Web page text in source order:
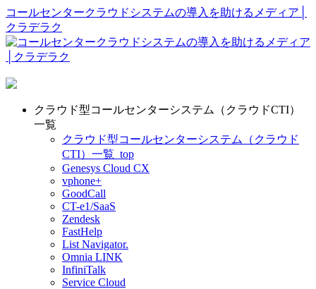
コールセンタークラウドシステムの導入を助けるメディア│
クラデラク
クラウド型コールセンターシステム（クラウドCTI）
一覧
クラウド型コールセンターシステム（クラウド
CTI）一覧_top
Genesys Cloud CX
vphone+
GoodCall
CT-e1/SaaS
Zendesk
FastHelp
List Navigator.
Omnia LINK
InfiniTalk
Service Cloud